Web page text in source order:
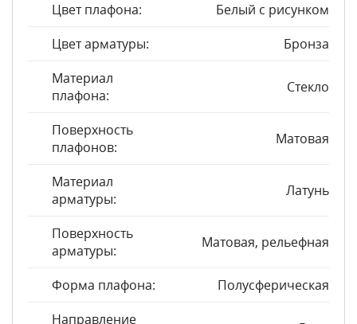
Цвет плафона:
Белый с рисунком
Цвет арматуры:
Бронза
Материал
плафона:
Стекло
Поверхность
плафонов:
Матовая
Материал
арматуры:
Латунь
Поверхность
арматуры:
Матовая, рельефная
Форма плафона:
Полусферическая
Направление